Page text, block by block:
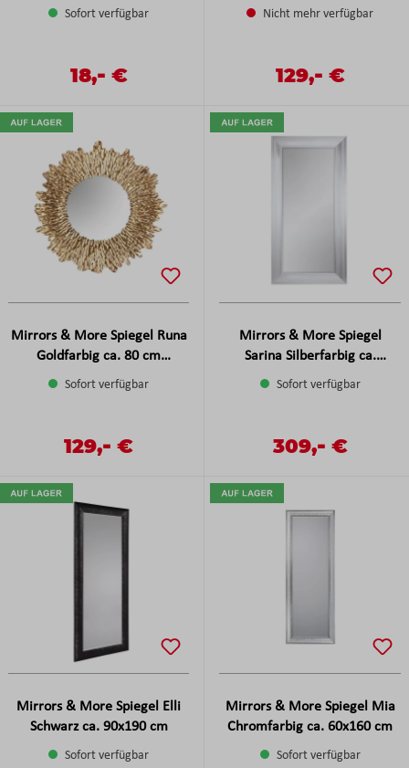
Sofort verfügbar
Regulärer Preis:
Verkaufspreis:
18,- €
Nicht mehr verfügbar
Regulärer Preis:
Verkaufspreis:
129,- €
Mirrors & More Spiegel Runa
Goldfarbig ca. 80 cm
Durchmesser
Sofort verfügbar
Regulärer Preis:
Verkaufspreis:
129,- €
Mirrors & More Spiegel
Sarina Silberfarbig ca.
100x200 cm
Sofort verfügbar
Regulärer Preis:
Verkaufspreis:
309,- €
Mirrors & More Spiegel Elli
Schwarz ca. 90x190 cm
Sofort verfügbar
Mirrors & More Spiegel Mia
Chromfarbig ca. 60x160 cm
Sofort verfügbar